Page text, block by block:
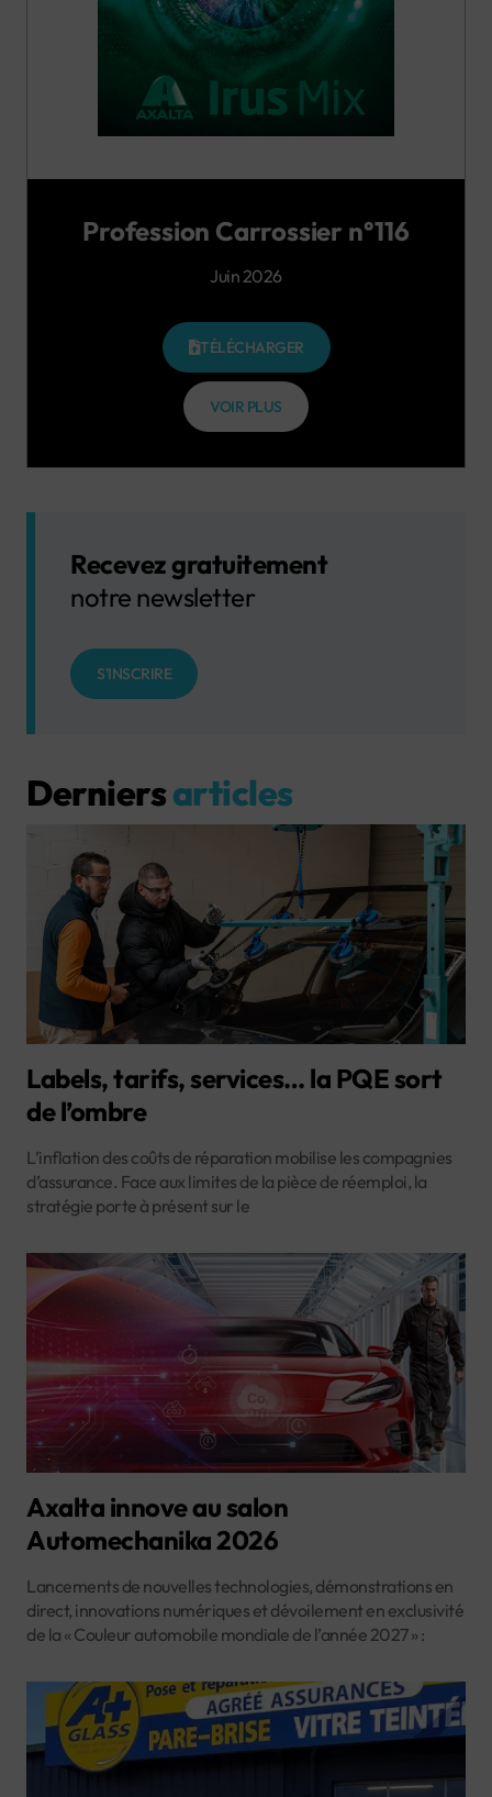
Profession Carrossier n°116
Juin 2026
TÉLÉCHARGER
VOIR PLUS
Recevez gratuitement
notre newsletter
S'INSCRIRE
Derniersarticles
Labels, tarifs, services… la PQE sort
de l’ombre
L’inflation des coûts de réparation mobilise les compagnies
d’assurance. Face aux limites de la pièce de réemploi, la
stratégie porte à présent sur le
Axalta innove au salon
Automechanika 2026
Lancements de nouvelles technologies, démonstrations en
direct, innovations numériques et dévoilement en exclusivité
de la « Couleur automobile mondiale de l’année 2027 » :